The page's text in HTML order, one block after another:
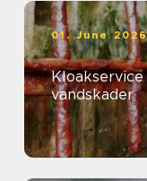
01. June
Kloakservice struer sådan
vandskader